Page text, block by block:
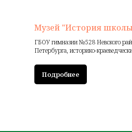
Музей "История
ГБОУ гимназии №528 Невского
Петербурга, историко-
Подробнее